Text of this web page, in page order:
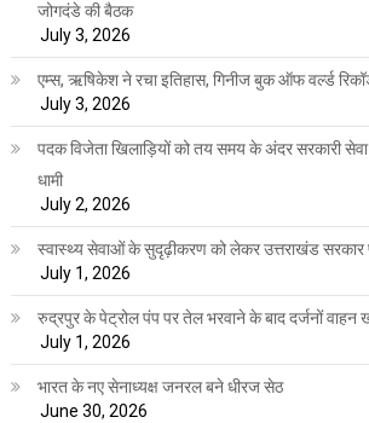
जोगदंडे की बैठक
July 3, 2026
एम्स, ऋषिकेश ने रचा इतिहास, गिनीज बुक ऑफ वर्ल्ड
July 3, 2026
पदक विजेता खिलाड़ियों को तय समय के अंदर सरकारी
धामी
July 2, 2026
स्वास्थ्य सेवाओं के सुदृढ़ीकरण को लेकर उत्तराखंड सरकार
July 1, 2026
रुद्रपुर के पेट्रोल पंप पर तेल भरवाने के बाद दर्जनों वाहन
July 1, 2026
भारत के नए सेनाध्यक्ष जनरल बने धीरज सेठ
June 30, 2026